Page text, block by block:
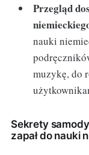
Przegląd
nauki
muzykę, do
Sekrety
zapał do nauki